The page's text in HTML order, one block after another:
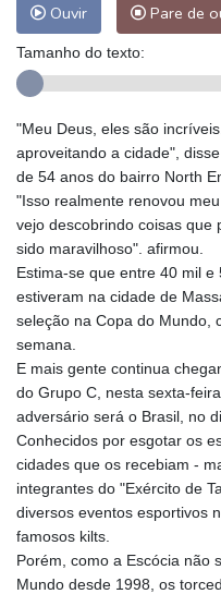
Ouvir Pare de
Tamanho do texto:
"Meu Deus, eles são
aproveitando a cidade",
de 54 anos do bairro North
"Isso realmente renovou
vejo descobrindo coisas que
sido maravilhoso". afirmou.
Estima-se que entre 40 mil
estiveram na cidade de
seleção na Copa do Mundo,
semana.
E mais gente continua
do Grupo C, nesta sexta-
adversário será o Brasil, no
Conhecidos por esgotar os
cidades que os recebiam -
integrantes do "Exército de
diversos eventos esportivos
famosos kilts.
Porém, como a Escócia não
Mundo desde 1998, os